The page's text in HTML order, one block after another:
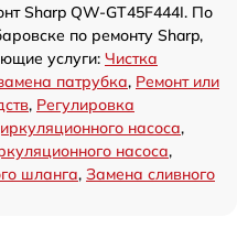
Sharp QW-GT45F444I. По
по ремонту Sharp,
услуги: Чистка
патрубка, Ремонт или
, Регулировка
насоса,
насоса,
шланга, Замена сливного